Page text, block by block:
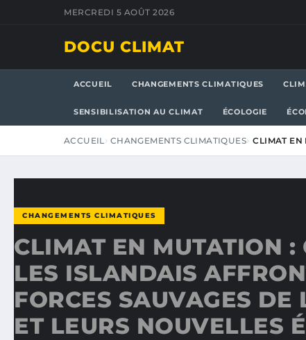
MERCREDI 5 AOÛT 2026
DOCU CLIMAT
ACCUEIL CHANGEMENTS CLIMATIQUES
SENSIBILISATION AU CLIMAT ÉCOLOGIE
ACCUEIL CHANGEMENTS CLIMATIQUES CLIMAT EN
CHANGEMENTS CLIMATIQUES
CLIMAT EN MUTATION :
LES ISLANDAIS
FORCES SAUVAGES DE
ET LEURS NOUVELLES